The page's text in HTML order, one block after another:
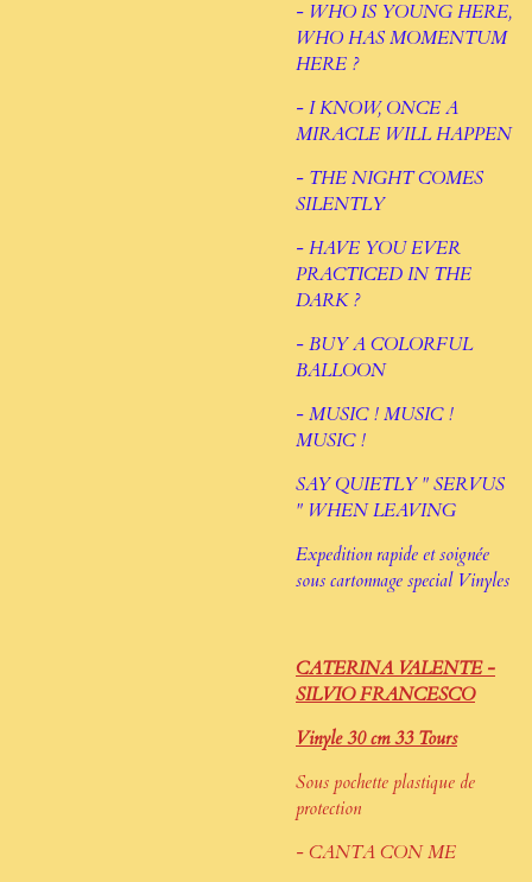
- WHO IS YOUNG HERE,
WHO HAS MOMENTUM
HERE ?
- I KNOW, ONCE A
MIRACLE WILL HAPPEN
- THE NIGHT COMES
SILENTLY
- HAVE YOU EVER
PRACTICED IN THE
DARK ?
- BUY A COLORFUL
BALLOON
- MUSIC ! MUSIC !
MUSIC !
SAY QUIETLY " SERVUS
" WHEN LEAVING
Expedition rapide et soignée
sous cartonnage special Vinyles
CATERINA VALENTE -
SILVIO FRANCESCO
Vinyle 30 cm 33 Tours
Sous pochette plastique de
protection
- CANTA CON ME